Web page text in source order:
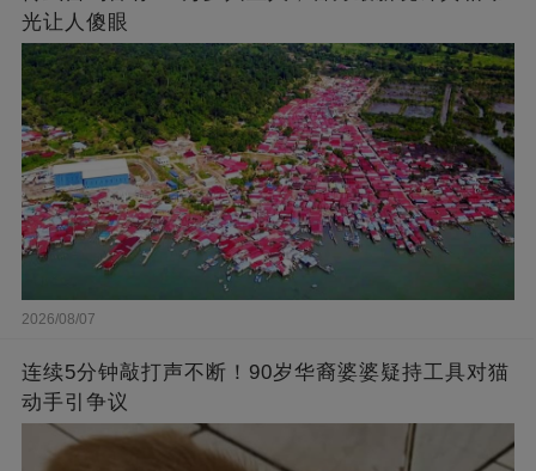
光让人傻眼
2026/08/07
连续5分钟敲打声不断！90岁华裔婆婆疑持工具对猫
动手引争议